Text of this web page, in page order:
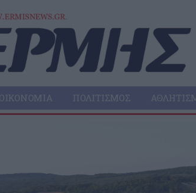
ΟΙΚΟΝΟΜΊΑ ΠΟΛΙΤΙΣΜΌΣ